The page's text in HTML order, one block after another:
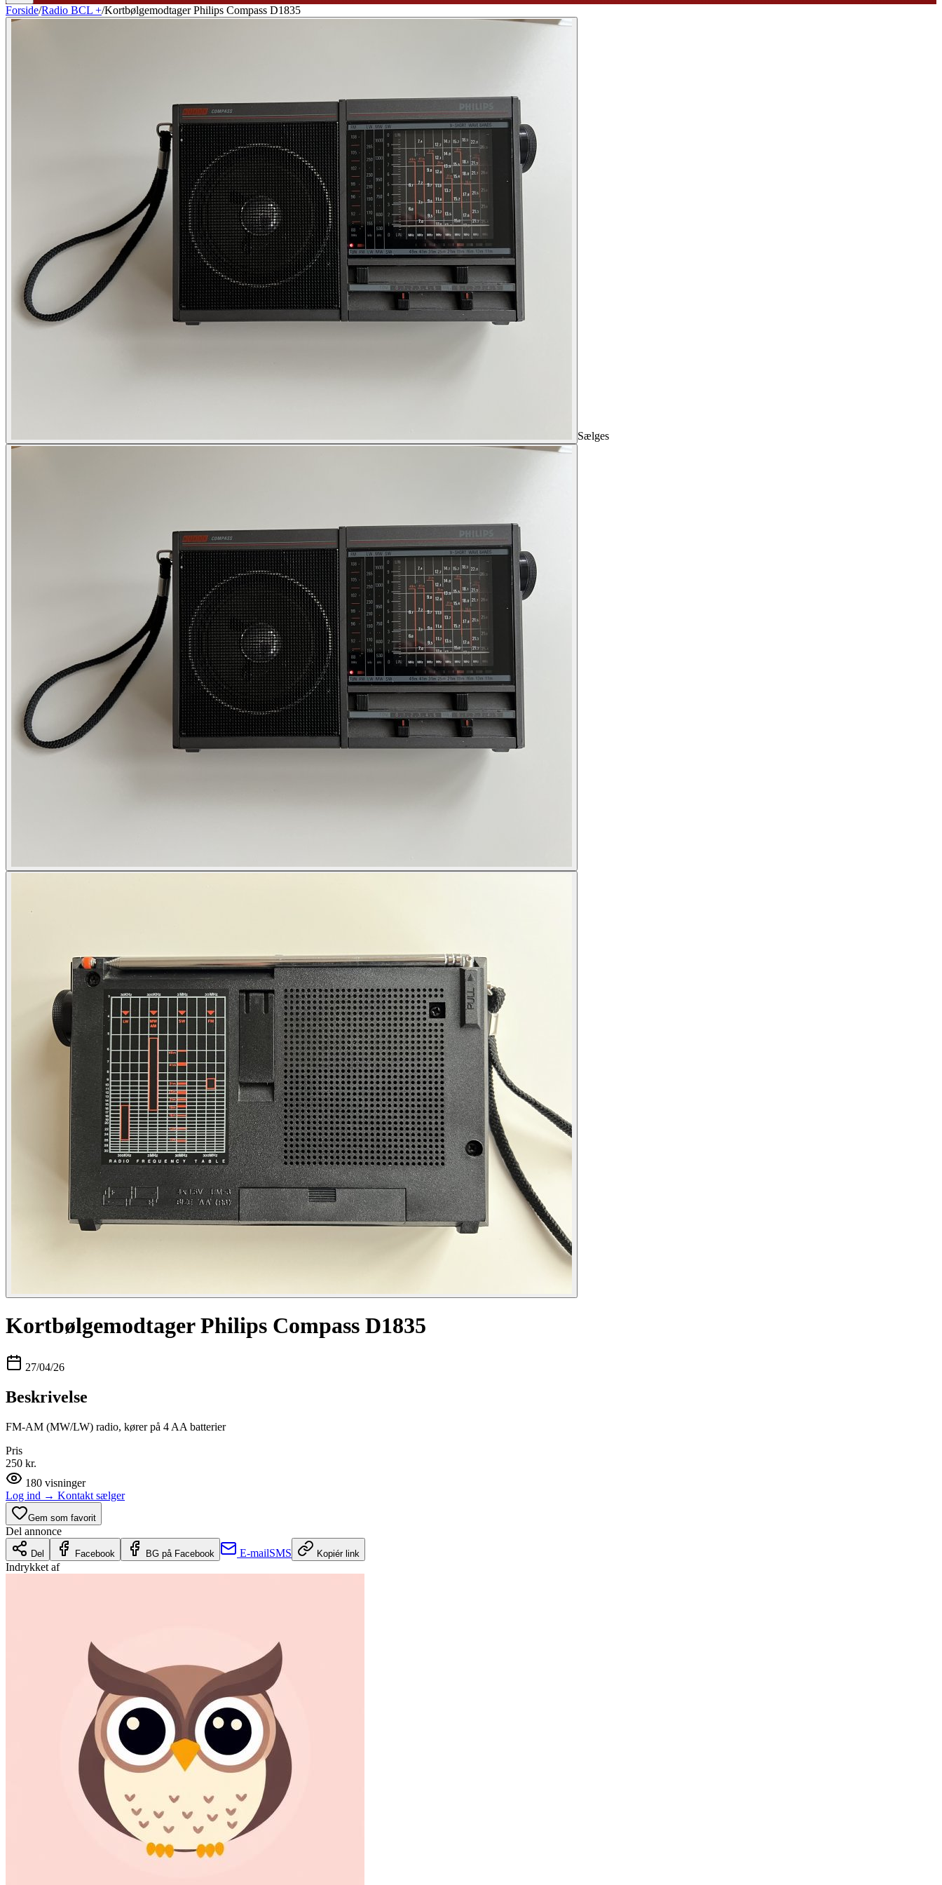
Forside/Radio BCL +/Kortbølgemodtager Philips Compass D1835
Sælges
Kortbølgemodtager Philips Compass D1835
27/04/26
Beskrivelse
FM-AM (MW/LW) radio, kører på 4 AA batterier
Pris
250 kr.
180 visninger
Log ind → Kontakt sælger
Gem som favorit
Del annonce
Del Facebook BG på Facebook E-mailSMS Kopiér link
Indrykket af